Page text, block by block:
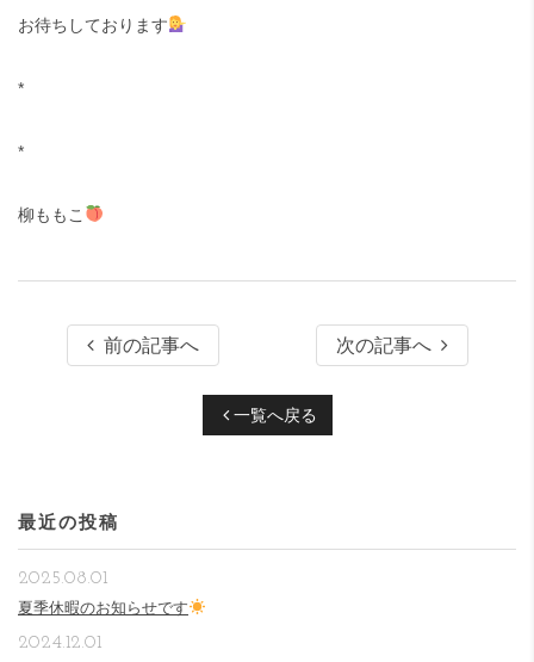
お待ちしております
*
*
柳ももこ
前の記事へ 次の記事へ
一覧へ戻る
最近の投稿
夏季休暇のお知らせです
2025.08.01
2024.12.01